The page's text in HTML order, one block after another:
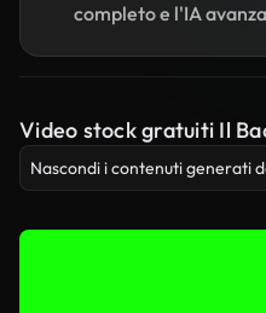
completo e l'IA
Video stock gratuiti Il
Nascondi i contenuti generati